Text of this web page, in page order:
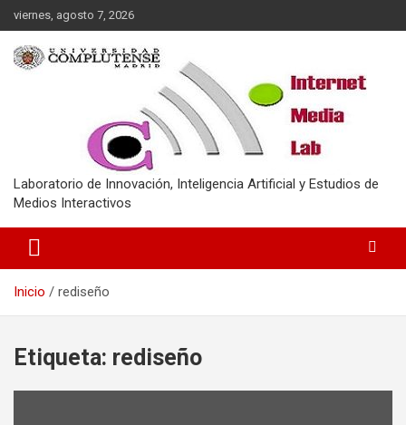
Saltar
al
contenido
viernes, agosto 7, 2026
Laboratorio de Innovación, Inteligencia Artificial y Estudios de
Medios Interactivos
Inicio rediseño
Etiqueta: rediseño